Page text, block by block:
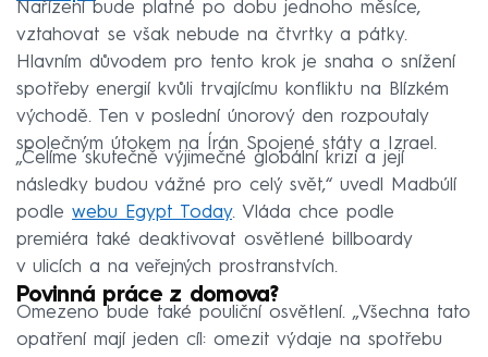
Nařízení bude platné po dobu jednoho měsíce,
vztahovat se však nebude na čtvrtky a pátky.
Hlavním důvodem pro tento krok je snaha o snížení
spotřeby energií kvůli trvajícímu konfliktu na Blízkém
východě. Ten v poslední únorový den rozpoutaly
společným útokem na Írán Spojené státy a Izrael.
„Čelíme skutečně výjimečné globální krizi a její
následky budou vážné pro celý svět,“ uvedl Madbúlí
podle webu Egypt Today. Vláda chce podle
premiéra také deaktivovat osvětlené billboardy
v ulicích a na veřejných prostranstvích.
Povinná práce z domova?
Omezeno bude také pouliční osvětlení. „Všechna tato
opatření mají jeden cíl: omezit výdaje na spotřebu